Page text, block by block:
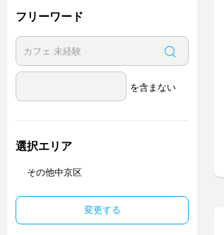
フリーワード
を含まない
選択エリア
その他中京区
変更する